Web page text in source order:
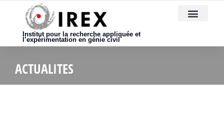
Institut pour la recherche appliquée et
l’expérimentation en génie civil
ACTUALITES